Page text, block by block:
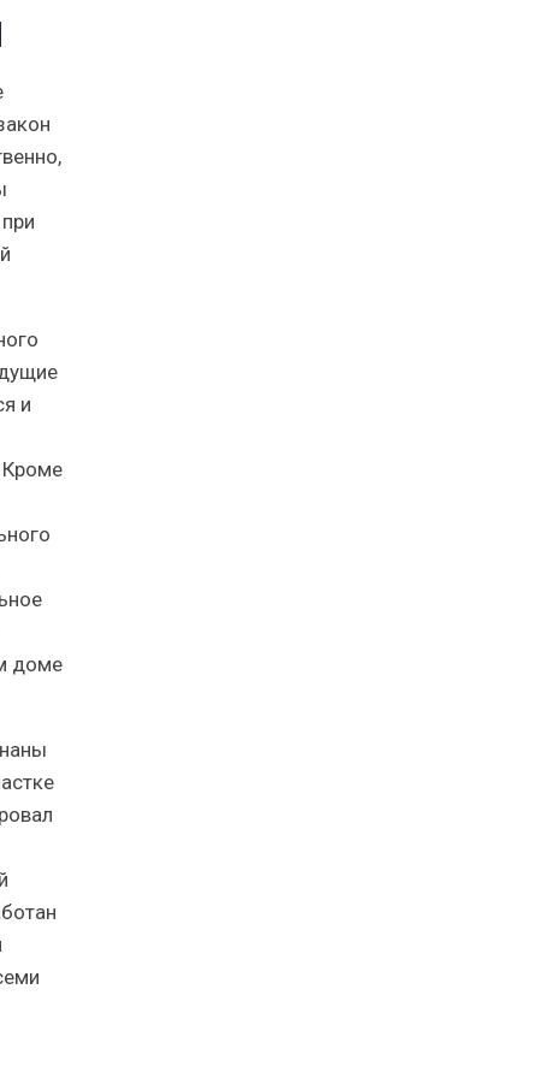
и
Кроме
доме